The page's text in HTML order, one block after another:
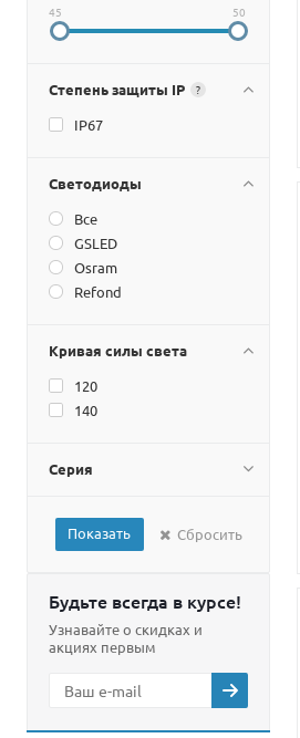
45 50
Степень защиты IP ?
IP67
Светодиоды
Все
GSLED
Osram
Refond
Кривая силы света
120
140
Серия
Показать Сбросить
Будьте всегда в курсе!
Узнавайте о скидках и
акциях первым